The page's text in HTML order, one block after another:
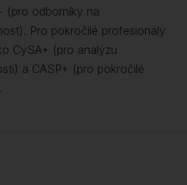
(pro odborníky na
Pro pokročilé profesionály
CySA+ (pro analýzu
a CASP+ (pro pokročilé